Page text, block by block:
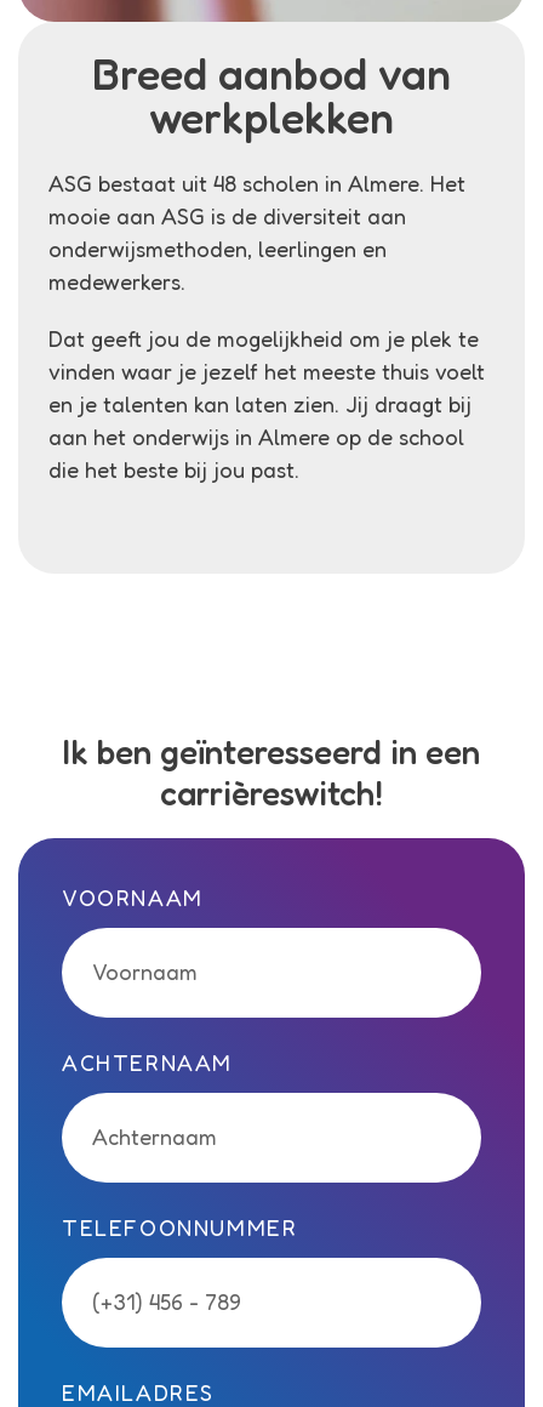
Breed aanbod van
werkplekken
ASG bestaat uit 48 scholen in Almere. Het
mooie aan ASG is de diversiteit aan
onderwijsmethoden, leerlingen en
medewerkers.
Dat geeft jou de mogelijkheid om je plek te
vinden waar je jezelf het meeste thuis voelt
en je talenten kan laten zien. Jij draagt bij
aan het onderwijs in Almere op de school
die het beste bij jou past.
Ik ben geïnteresseerd in een
carrièreswitch!
Call me back by fax
VOORNAAM
ACHTERNAAM
TELEFOONNUMMER
EMAILADRES